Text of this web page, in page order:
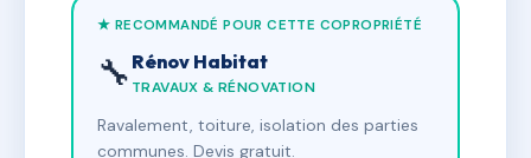
★ RECOMMANDÉ POUR CETTE COPROPRIÉTÉ
🔧 Rénov Habitat
TRAVAUX & RÉNOVATION
Ravalement, toiture, isolation des parties
communes. Devis gratuit.